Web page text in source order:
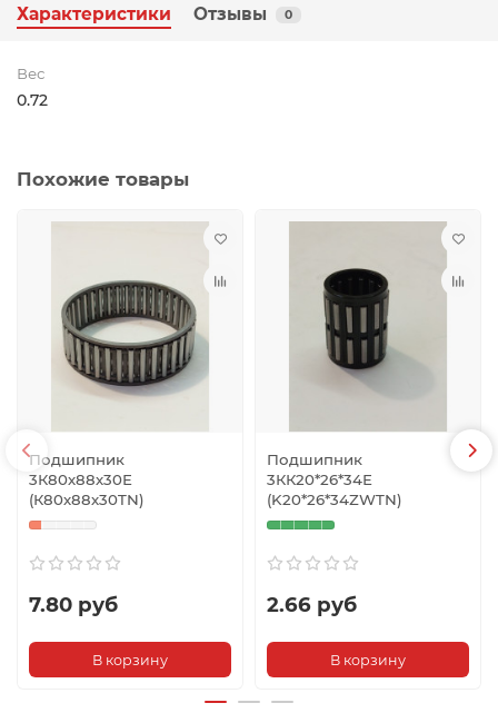
Характеристики Отзывы 0
Вес
0.72
Похожие товары
Подшипник
3К80х88х30Е
(К80х88х30TN)
7.80 руб
В корзину
Подшипник
3КК20*26*34Е
(K20*26*34ZWTN)
2.66 руб
В корзину